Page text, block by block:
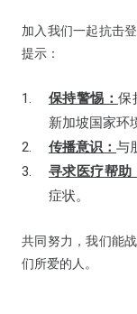
加入我们一起抗击
提示：
保持警惕：保
新加坡国家环
传播意识： 与
寻求医疗帮助
症状。
共同努力，我们能
们所爱的人。